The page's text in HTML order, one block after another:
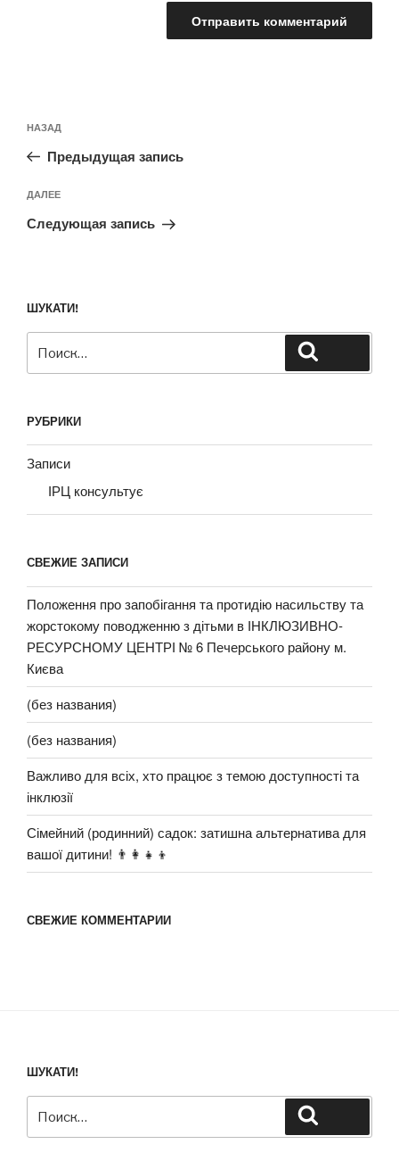
по
записям
Предыдущая
запись:
НАЗАД
Предыдущая запись
Следующая
запись
ДАЛЕЕ
Следующая запись
ШУКАТИ!
РУБРИКИ
Записи
ІРЦ консультує
СВЕЖИЕ ЗАПИСИ
Положення про запобігання та протидію насильству та
жорстокому поводженню з дітьми в ІНКЛЮЗИВНО-
РЕСУРСНОМУ ЦЕНТРІ № 6 Печерського району м.
Києва
(без названия)
(без названия)
Важливо для всіх, хто працює з темою доступності та
інклюзії
Сімейний (родинний) садок: затишна альтернатива для
вашої дитини! 👨‍👩‍👧‍👦
СВЕЖИЕ КОММЕНТАРИИ
ШУКАТИ!